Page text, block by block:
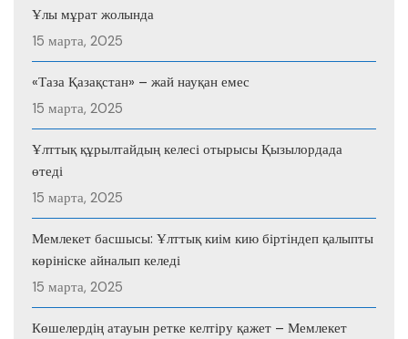
Ұлы мұрат жолында
15 марта, 2025
«Таза Қазақстан» – жай науқан емес
15 марта, 2025
Ұлттық құрылтайдың келесі отырысы Қызылордада
өтеді
15 марта, 2025
Мемлекет басшысы: Ұлттық киім кию біртіндеп қалыпты
көрініске айналып келеді
15 марта, 2025
Көшелердің атауын ретке келтіру қажет – Мемлекет